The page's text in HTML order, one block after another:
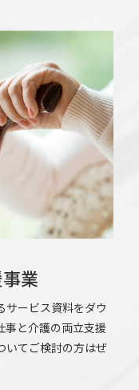
業
サービス資料をダウ
事と介護の両立支援
いてご検討の方はぜ